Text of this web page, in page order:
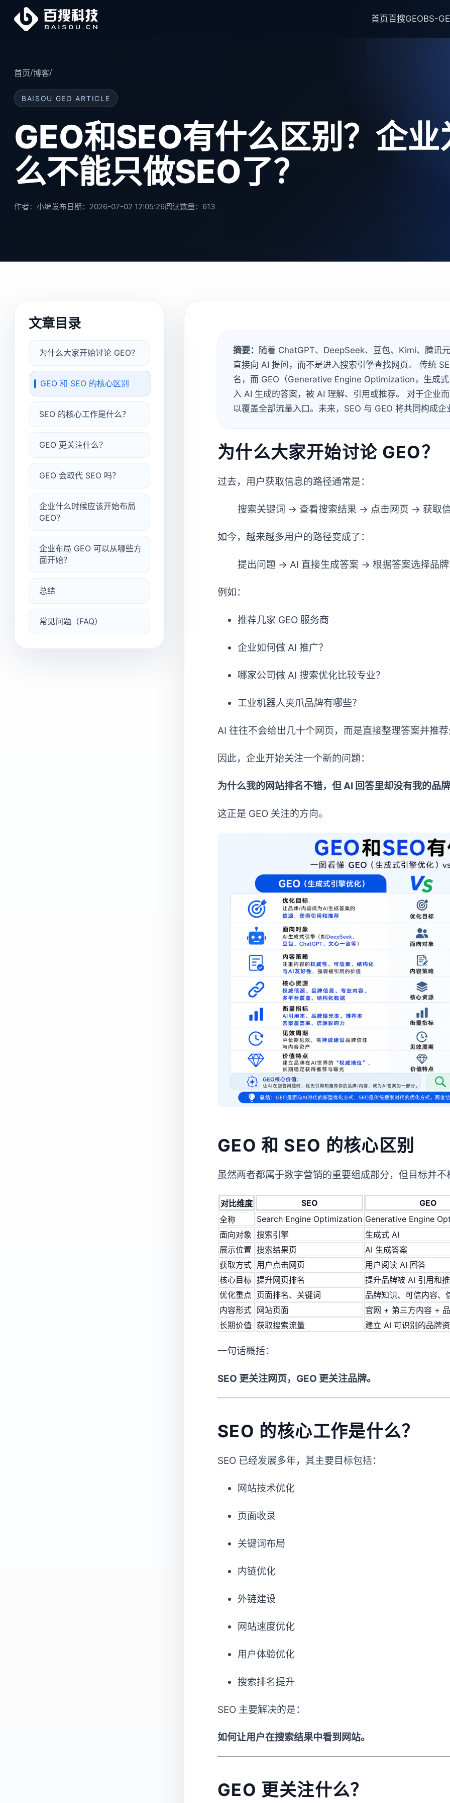
首页百搜GEOBS-
首页/博客/
BAISOU GEO ARTICLE
GEO和SEO有什么区别？企业
么不能只做SEO了？
作者：小编发布日期：2026-07-02 12:05:26阅读数量： 613
文章目录
为什么大家开始讨论 GEO？
GEO 和 SEO 的核心区别
SEO 的核心工作是什么？
GEO 更关注什么？
GEO 会取代 SEO 吗？
企业什么时候应该开始布局
GEO？
企业布局 GEO 可以从哪些方
面开始？
总结
常见问题（FAQ）
摘要：
随着 ChatGPT、DeepSeek、豆包、Kimi、腾讯
直接向 AI 提问，而不是进入搜索引擎查找网页。 传统
名，而 GEO（Generative Engine Optimization，生成
入 AI 生成的答案，被 AI 理解、引用或推荐。 对于企业
以覆盖全部流量入口。未来，SEO 与 GEO 将共同构成企
为什么大家开始讨论 GEO？
过去，用户获取信息的路径通常是：
搜索关键词 → 查看搜索结果 → 点击网页 → 获取
如今，越来越多用户的路径变成了：
提出问题 → AI 直接生成答案 → 根据答案选择品
例如：
推荐几家 GEO 服务商
企业如何做 AI 推广？
哪家公司做 AI 搜索优化比较专业？
工业机器人夹爪品牌有哪些？
AI 往往不会给出几十个网页，而是直接整理答案并推荐
因此，企业开始关注一个新的问题：
为什么我的网站排名不错，但 AI 回答里却没有我的品牌
这正是 GEO 关注的方向。
GEO 和 SEO 的核心区别
虽然两者都属于数字营销的重要组成部分，但目标并不
对比维度 SEO
GEO
全称
Search Engine Optimization Generative Engine
面向对象 搜索引擎
生成式 AI
展示位置 搜索结果页
AI 生成答案
获取方式 用户点击网页
用户阅读 AI 回答
核心目标 提升网页排名
提升品牌被 AI 引用和
优化重点 页面排名、关键词
品牌知识、可信内容、
内容形式 网站页面
官网 + 第三方内容 +
长期价值 获取搜索流量 建立 AI 可识别的品牌
一句话概括：
SEO 更关注网页，GEO 更关注品牌。
SEO 的核心工作是什么？
SEO 已经发展多年，其主要目标包括：
网站技术优化
页面收录
关键词布局
内链优化
外链建设
网站速度优化
用户体验优化
搜索排名提升
SEO 主要解决的是：
如何让用户在搜索结果中看到网站。
GEO 更关注什么？